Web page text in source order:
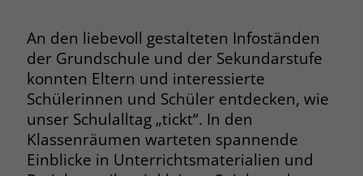
An den liebevoll gestalteten Infoständen
der Grundschule und der Sekundarstufe
konnten Eltern und interessierte
Schülerinnen und Schüler entdecken, wie
unser Schulalltag „tickt“. In den
Klassenräumen warteten spannende
Einblicke in Unterrichtsmaterialien und
Name PHPSESSID
Anbieter www.marianne-frostig-schule.de
Laufzeit Session
Zweck
Behält die Zustände des Benutzers bei
allen Seitenanfragen bei.